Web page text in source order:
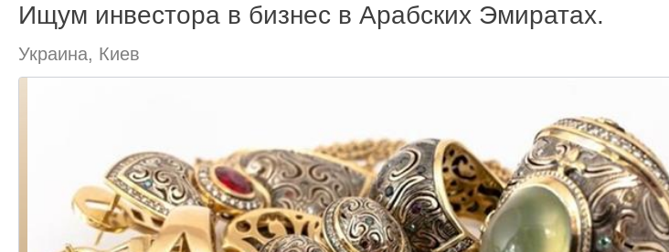
Ищум инвестора в бизнес в Арабских Эмиратах.
Украина, Киев